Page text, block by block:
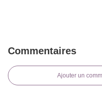
Commentaires
Ajouter un